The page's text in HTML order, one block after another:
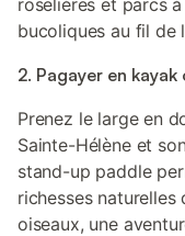
roselières et parcs
bucoliques au fil de
2. Pagayer en
Prenez le large en
Sainte-Hélène et
stand-up paddle
richesses
oiseaux, une